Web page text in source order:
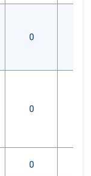
0
0
0